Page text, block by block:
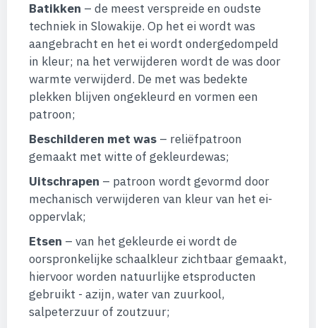
Batikken – de meest verspreide en oudste
techniek in Slowakije. Op het ei wordt was
aangebracht en het ei wordt ondergedompeld
in kleur; na het verwijderen wordt de was door
warmte verwijderd. De met was bedekte
plekken blijven ongekleurd en vormen een
patroon;
Beschilderen met was– reliëfpatroon
gemaakt met witte of gekleurdewas;
Uitschrapen – patroon wordt gevormd door
mechanisch verwijderen van kleur van het ei-
oppervlak;
Etsen – van het gekleurde ei wordt de
oorspronkelijke schaalkleur zichtbaar gemaakt,
hiervoor worden natuurlijke etsproducten
gebruikt - azijn, water van zuurkool,
salpeterzuur of zoutzuur;